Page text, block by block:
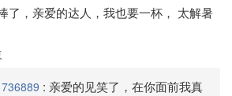
了，亲爱的达人，我也要一杯， 太解暑
: 亲爱的见笑了，在你面前我真